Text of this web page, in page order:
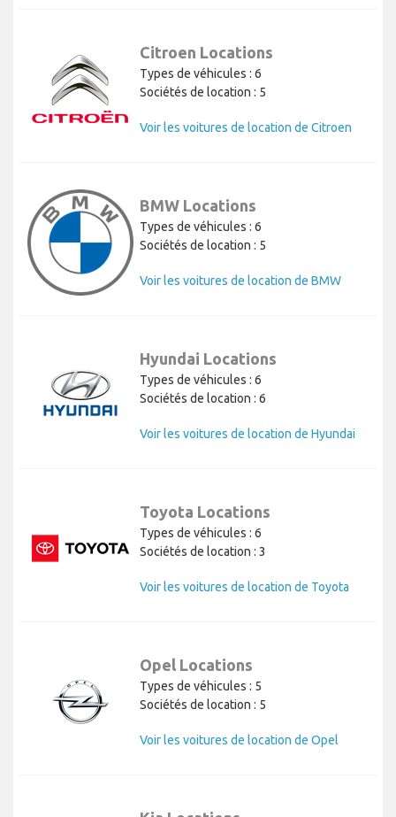
Citroen Locations
Types de véhicules : 6
Sociétés de location : 5
Voir les voitures de location de Citroen
BMW Locations
Types de véhicules : 6
Sociétés de location : 5
Voir les voitures de location de BMW
Hyundai Locations
Types de véhicules : 6
Sociétés de location : 6
Voir les voitures de location de Hyundai
Toyota Locations
Types de véhicules : 6
Sociétés de location : 3
Voir les voitures de location de Toyota
Opel Locations
Types de véhicules : 5
Sociétés de location : 5
Voir les voitures de location de Opel